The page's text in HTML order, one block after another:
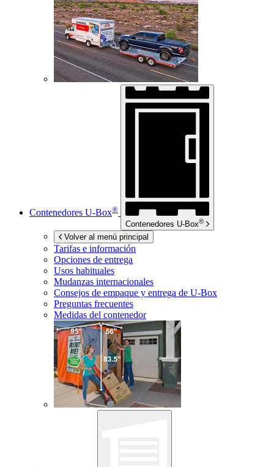
Contenedores U-Box®
Contenedores U-Box®
Volver al menú principal
Tarifas e información
Opciones de entrega
Usos habituales
Mudanzas internacionales
Consejos de empaque y entrega de U-Box
Preguntas frecuentes
Medidas del contenedor